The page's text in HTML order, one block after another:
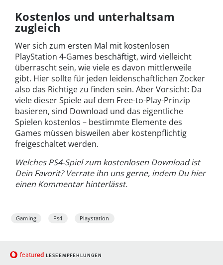
Kostenlos und unterhaltsam
zugleich
Wer sich zum ersten Mal mit kostenlosen
PlayStation 4-Games beschäftigt, wird vielleicht
überrascht sein, wie viele es davon mittlerweile
gibt. Hier sollte für jeden leidenschaftlichen Zocker
also das Richtige zu finden sein. Aber Vorsicht: Da
viele dieser Spiele auf dem Free-to-Play-Prinzip
basieren, sind Download und das eigentliche
Spielen kostenlos – bestimmte Elemente des
Games müssen bisweilen aber kostenpflichtig
freigeschaltet werden.
Welches PS4-Spiel zum kostenlosen Download ist
Dein Favorit? Verrate ihn uns gerne, indem Du hier
einen Kommentar hinterlässt.
Gaming Ps4 Playstation
featured LESEEMPFEHLUNGEN